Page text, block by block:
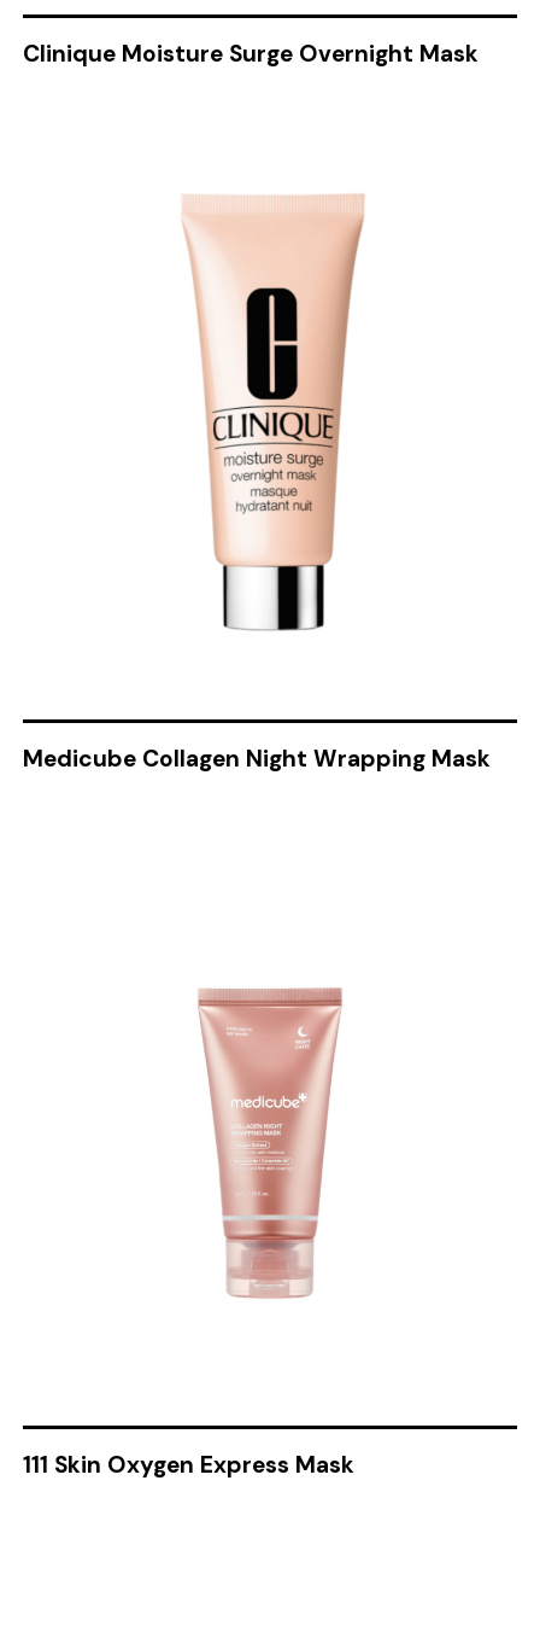
Clinique Moisture Surge Overnight Mask
Medicube Collagen Night Wrapping Mask
111 Skin Oxygen Express Mask